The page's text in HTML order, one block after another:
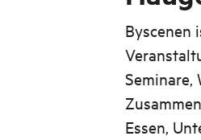
Byscenen
Seminare,
Essen,